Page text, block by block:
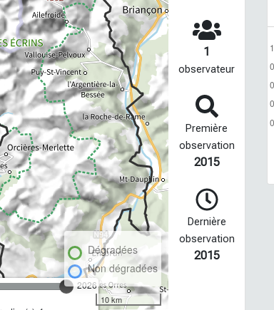
2026
Dégradées
Non dégradées
10 km
1
observateur
Première
observation
2015
Dernière
observation
2015